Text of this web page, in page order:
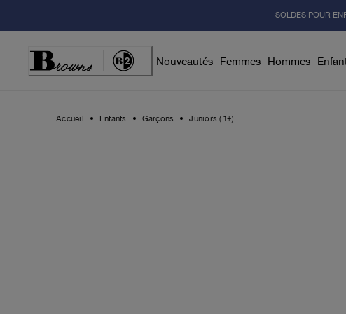
SOLDES POUR
Nouveautés Femmes Hommes
Accueil Enfants Garçons Juniors (1+)